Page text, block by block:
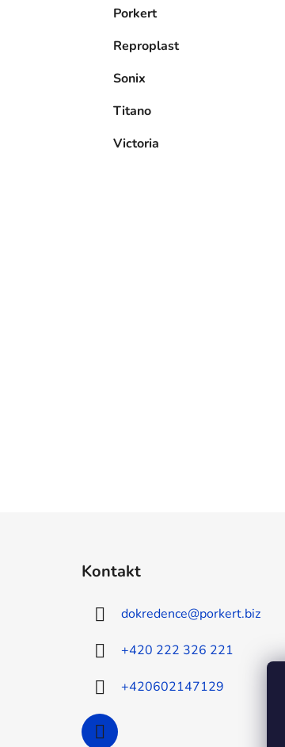
Porkert
Reproplast
Sonix
Titano
Victoria
Kontakt
dokredence@porkert.biz
+420 222 326 221
+420602147129